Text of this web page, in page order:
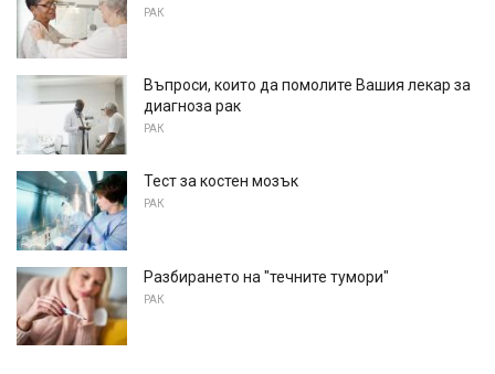
РАК
Въпроси, които да помолите Вашия лекар за
диагноза рак
РАК
Тест за костен мозък
РАК
Разбирането на "течните тумори"
РАК